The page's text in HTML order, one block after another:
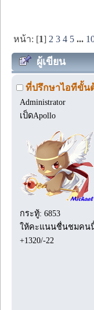
หน้า: [1] 2 3 4 5 ...
ผู้เขียน
ที่ปรึกษาไอทีขั้น
Administrator
เป็ดApollo
กระทู้: 6853
ให้คะแนนชื่นชมคน
+1320/-22